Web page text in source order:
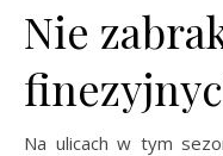
Nie
Na ulicach w tym